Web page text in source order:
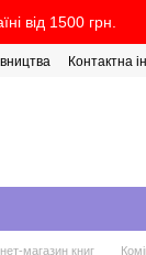
від 1500 грн.
Контактна
магазин книг